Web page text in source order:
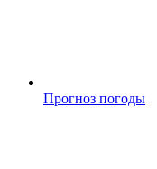
Прогноз погоды